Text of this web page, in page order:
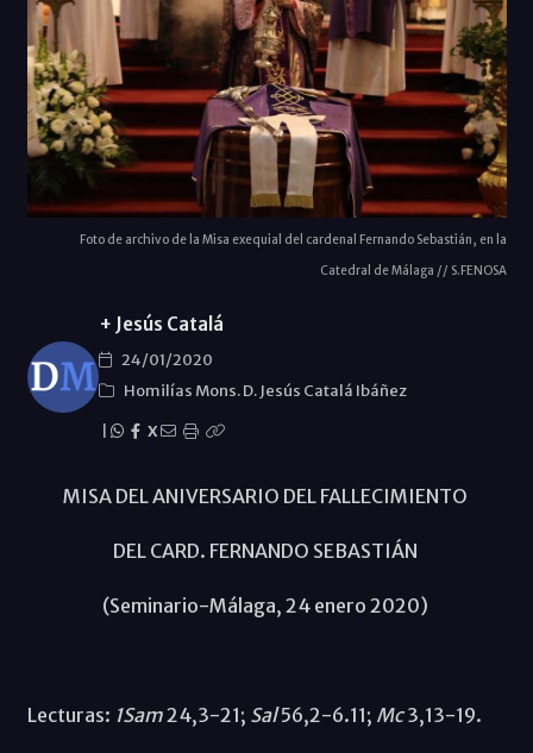
Foto de archivo de la Misa exequial del cardenal Fernando Sebastián, en la
Catedral de Málaga // S.FENOSA
+ Jesús Catalá
24/01/2020
Homilías Mons. D. Jesús Catalá Ibáñez
X
MISA DEL ANIVERSARIO DEL FALLECIMIENTO
DEL CARD. FERNANDO SEBASTIÁN
(Seminario-Málaga, 24 enero 2020)
Lecturas: 1Sam24,3-21; Sal56,2-6.11; Mc3,13-19.